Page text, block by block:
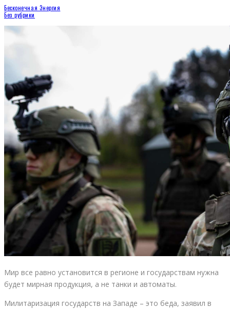
Бесконечная Энергия
Без рубрики
Мир все равно установится в регионе и государствам нужна
будет мирная продукция, а не танки и автоматы.
Милитаризация государств на Западе – это беда, заявил в